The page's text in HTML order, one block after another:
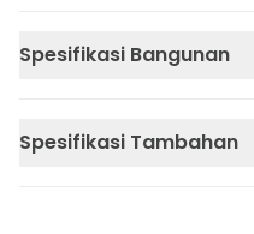
Spesifikasi Bangunan
Spesifikasi Tambahan